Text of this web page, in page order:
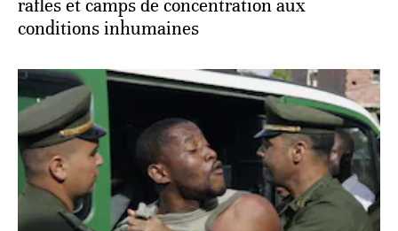
rafles et camps de concentration aux
conditions inhumaines